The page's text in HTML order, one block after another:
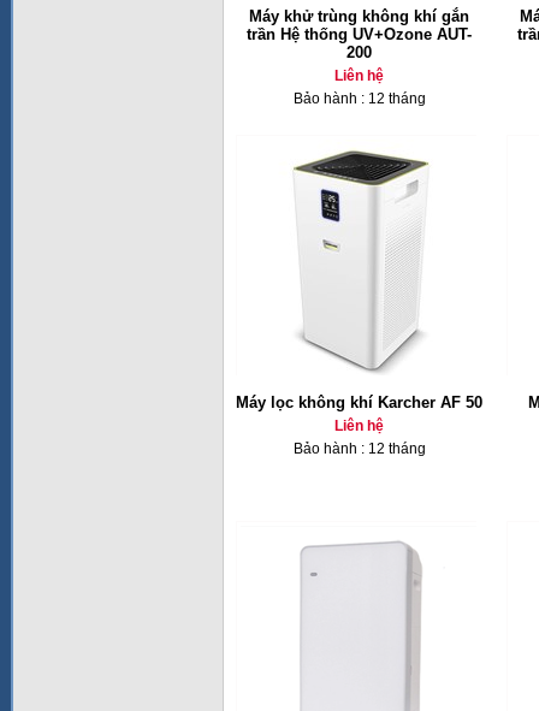
Máy khử trùng không khí gắn
trần Hệ thống UV+Ozone AUT-
200
Liên hệ
Bảo hành : 12 tháng
Máy lọc không khí Karcher AF 50
Liên hệ
Bảo hành : 12 tháng